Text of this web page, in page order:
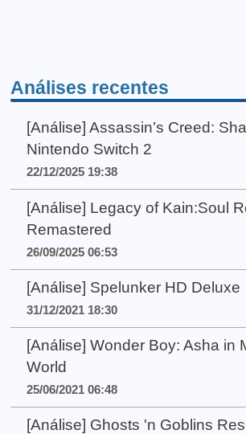
Análises recentes
[Análise] Assassin’s Creed:
Nintendo Switch 2
22/12/2025 19:38
[Análise] Legacy of Kain:Soul
Remastered
26/09/2025 06:53
[Análise] Spelunker HD Deluxe
31/12/2021 18:30
[Análise] Wonder Boy: Asha in
World
25/06/2021 06:48
[Análise] Ghosts 'n Goblins